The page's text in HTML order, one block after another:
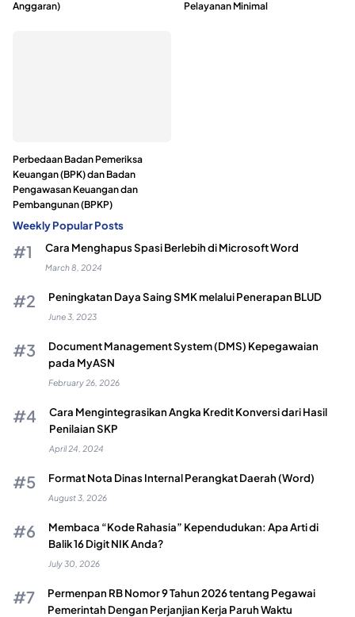
Anggaran) Pelayanan Minimal
Perbedaan Badan Pemeriksa
Keuangan (BPK) dan Badan
Pengawasan Keuangan dan
Pembangunan (BPKP)
Weekly Popular Posts
Cara Menghapus Spasi Berlebih di Microsoft Word
March 8, 2024
Peningkatan Daya Saing SMK melalui Penerapan BLUD
June 3, 2023
Document Management System (DMS) Kepegawaian
pada MyASN
February 26, 2026
Cara Mengintegrasikan Angka Kredit Konversi dari Hasil
Penilaian SKP
April 24, 2024
Format Nota Dinas Internal Perangkat Daerah (Word)
August 3, 2026
Membaca “Kode Rahasia” Kependudukan: Apa Arti di
Balik 16 Digit NIK Anda?
July 30, 2026
Permenpan RB Nomor 9 Tahun 2026 tentang Pegawai
Pemerintah Dengan Perjanjian Kerja Paruh Waktu